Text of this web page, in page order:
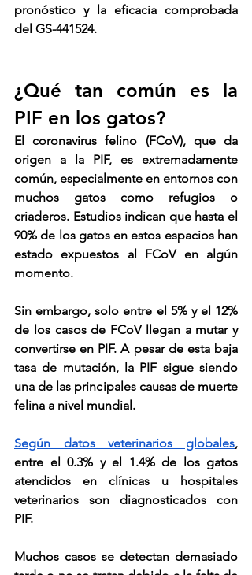
pronóstico y la eficacia comprobada
del GS-441524.
¿Qué tan común es la
PIF en los gatos?
El coronavirus felino (FCoV), que da
origen a la PIF, es extremadamente
común, especialmente en entornos con
muchos gatos como refugios o
criaderos. Estudios indican que hasta el
90% de los gatos en estos espacios han
estado expuestos al FCoV en algún
momento.
Sin embargo, solo entre el 5% y el 12%
de los casos de FCoV llegan a mutar y
convertirse en PIF. A pesar de esta baja
tasa de mutación, la PIF sigue siendo
una de las principales causas de muerte
felina a nivel mundial.
Según datos veterinarios globales,
entre el 0.3% y el 1.4% de los gatos
atendidos en clínicas u hospitales
veterinarios son diagnosticados con
PIF.
Muchos casos se detectan demasiado